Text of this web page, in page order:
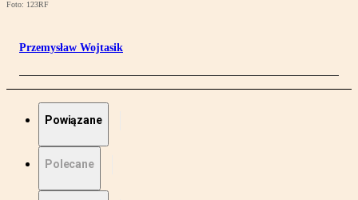
Foto: 123RF
Przemysław Wojtasik
Powiązane
Polecane